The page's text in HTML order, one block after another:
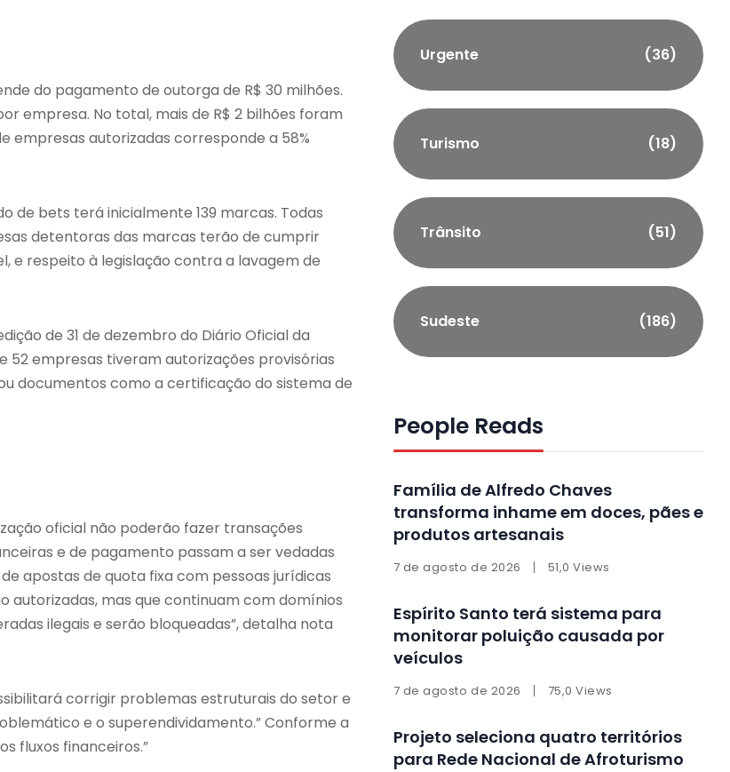
do pagamento de outorga de R$ 30 milhões.
empresa. No total, mais de R$ 2 bilhões foram
empresas autorizadas corresponde a 58%
de bets terá inicialmente 139 marcas. Todas
detentoras das marcas terão de cumprir
e respeito à legislação contra a lavagem de
de 31 de dezembro do Diário Oficial da
52 empresas tiveram autorizações provisórias
documentos como a certificação do sistema de
oficial não poderão fazer transações
e de pagamento passam a ser vedadas
apostas de quota fixa com pessoas jurídicas
autorizadas, mas que continuam com domínios
ilegais e serão bloqueadas”, detalha nota
corrigir problemas estruturais do setor e
e o superendividamento.” Conforme a
fluxos financeiros.”
Urgente (36)
Turismo (18)
Trânsito (51)
Sudeste (186)
People Reads
Família de Alfredo Chaves
transforma inhame em doces, pães e
produtos artesanais
7 de agosto de 2026 51,0 Views
Espírito Santo terá sistema para
monitorar poluição causada por
veículos
7 de agosto de 2026 75,0 Views
Projeto seleciona quatro territórios
para Rede Nacional de Afroturismo